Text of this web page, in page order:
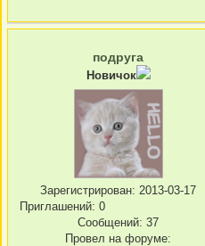
подруга
Новичок
Зарегистрирован: 2013-03-17
Приглашений: 0
Сообщений: 37
Провел на форуме: